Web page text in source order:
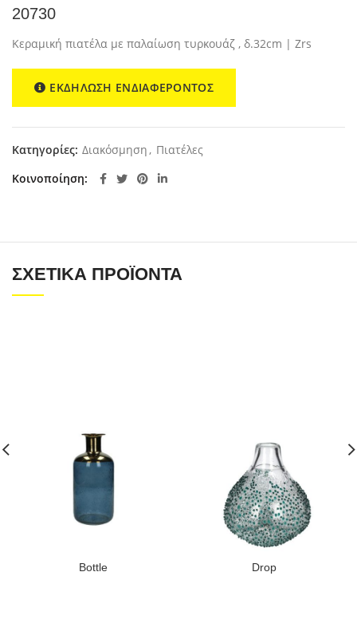
20730
Κεραμική πιατέλα με παλαίωση τυρκουάζ , δ.32cm | Zrs
ΕΚΔΗΛΩΣΗ ΕΝΔΙΑΦΕΡΟΝΤΟΣ
Κατηγορίες: Διακόσμηση , Πιατέλες
Κοινοποίηση
ΣΧΕΤΙΚΆ ΠΡΟΪΌΝΤΑ
Bottle Drop